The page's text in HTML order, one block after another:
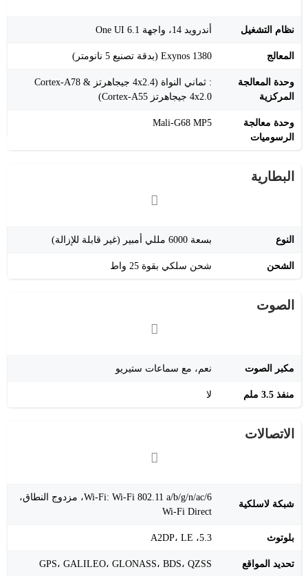
نظام التشغيل أندرويد 14، واجهة One UI 6.1
المعالج Exynos 1380 (بدقة تصنيع 5 نانومتر)
وحدة المعالجة
المركزية
: ثماني النواة (4x2.4 جيجاهرتز Cortex-A78 &
4x2.0 جيجاهرتز Cortex-A55)
وحدة معالجة
الرسوميات
Mali-G68 MP5
البطارية
النوع بسعة 6000 مللي أمبير (غير قابلة للإزالة)
الشحن شحن سلكي بقوة 25 واط
الصوت
مكبر الصوت نعم، مع سماعات ستيريو
منفذ 3.5 ملم لا
الاتصالات
شبكة لاسلكية
Wi-Fi: Wi-Fi 802.11 a/b/g/n/ac/6، مزدوج النطاق،
Wi-Fi Direct
بلوتوث 5.3، A2DP، LE
تحديد المواقع GPS، GALILEO، GLONASS، BDS، QZSS